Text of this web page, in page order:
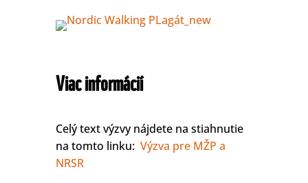
Viac informácií
Celý text výzvy nájdete na stiahnutie
na tomto linku: Výzva pre MŽP a
NRSR